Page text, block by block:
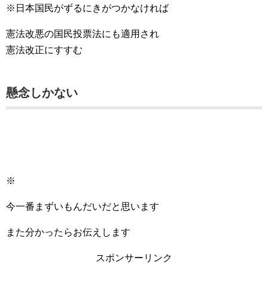
※日本国民がずるにきがつかなければ
憲法改悪の国民投票法にも適用され
憲法改正にすすむ
懸念しかない
※
今一番まずいもんだいだと思います
また分かったらお伝えします
スポンサーリンク